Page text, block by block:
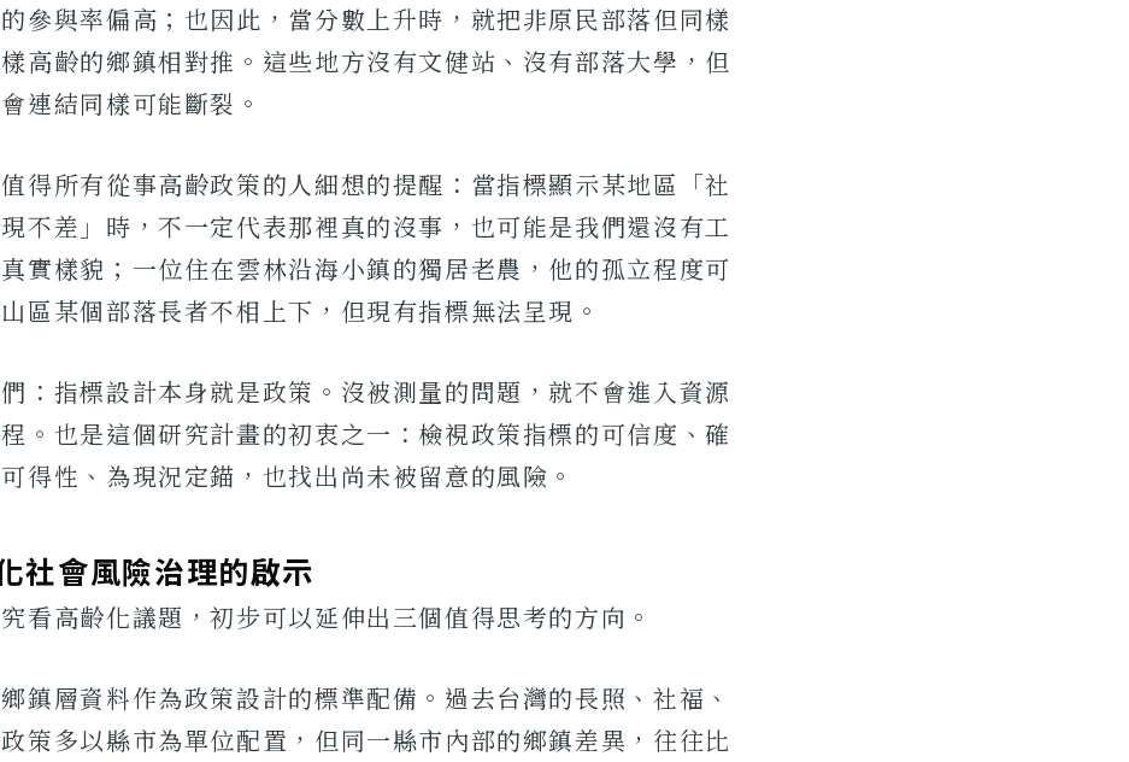
參與率偏高；也因此，當分數上升時，就把非原民部落但同樣
高齡的鄉鎮相對推。這些地方沒有文健站、沒有部落大學，但
連結同樣可能斷裂。
得所有從事高齡政策的人細想的提醒：當指標顯示某地區「社
不差」時，不一定代表那裡真的沒事，也可能是我們還沒有工
實樣貌；一位住在雲林沿海小鎮的獨居老農，他的孤立程度可
區某個部落長者不相上下，但現有指標無法呈現。
：指標設計本身就是政策。沒被測量的問題，就不會進入資源
。也是這個研究計畫的初衷之一：檢視政策指標的可信度、確
得性、為現況定錨，也找出尚未被留意的風險。
社會風險治理的啟示
看高齡化議題，初步可以延伸出三個值得思考的方向。
鎮層資料作為政策設計的標準配備。過去台灣的長照、社福、
策多以縣市為單位配置，但同一縣市內部的鄉鎮差異，往往比